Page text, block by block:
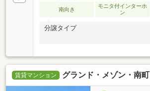
南向き
モニタ付インターホ
ン
分譲タイプ
賃貸マンション グランド・メゾン・南町